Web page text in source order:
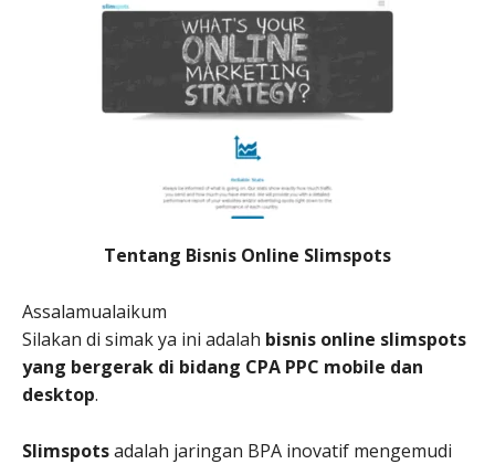
Tentang Bisnis Online Slimspots
Assalamualaikum
Silakan di simak ya ini adalah bisnis online slimspots
yang bergerak di bidang CPA PPC mobile dan
desktop.
Slimspotsadalah jaringan BPA inovatif mengemudi